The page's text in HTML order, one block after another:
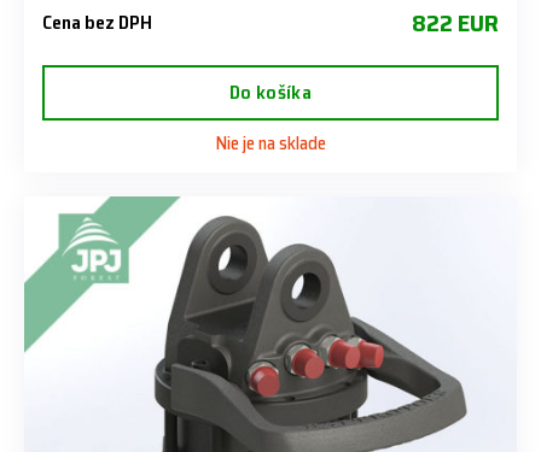
Cena bez DPH 822 EUR
Do košíka
Nie je na sklade